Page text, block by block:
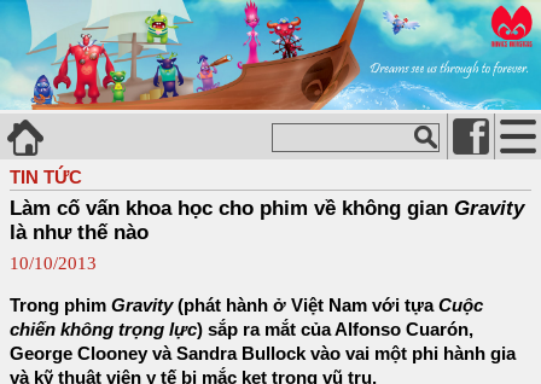
TIN TỨC
Làm cố vấn khoa học cho phim về không gian Gravity
là như thế nào
10/10/2013
Trong phim Gravity(phát hành ở Việt Nam với tựaCuộc
chiến không trọng lực) sắp ra mắt của Alfonso Cuarón,
George Clooney và Sandra Bullock vào vai một phi hành gia
và kỹ thuật viên y tế bị mắc kẹt trong vũ trụ.